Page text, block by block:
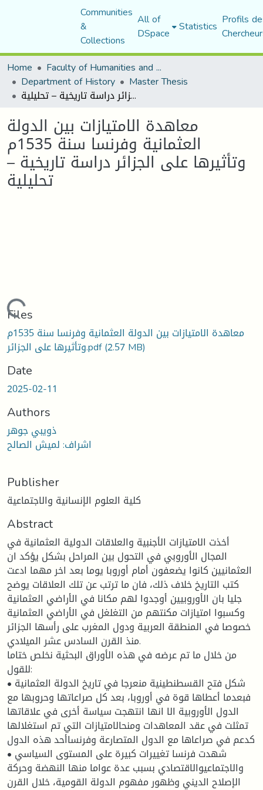
Communities
&
Collections
All of
DSpace Statistics Profils
Home
Faculty of Humanities and Social Sciences
Department of History Master Thesis
معاهدة الامتيازات بين الدولة العثمانية وفرنسا سنة 1535م وتأثيرها على الجزائر دراسة تاريخية – تحليلية
معاهدة الامتيازات بين الدولة
العثمانية وفرنسا سنة 1535م
وتأثيرها على الجزائر دراسة تاريخية –
تحليلية
Loading...
Files
معاهدة الامتيازات بين الدولة العثمانية وفرنسا سنة 1535م
وتأثيرها على الجزائر.pdf(2.57 MB)
Date
2025-02-11
Authors
ذويبي جوهر
اشراف: لميش الصالح
Publisher
كلية العلوم الإنسانية والاجتماعية
Abstract
أخذت الامتيازات الأجنبية والعلاقات الدولية العثمانية في
المجال الأوروبي في التحول بين المراحل بشكل يؤكد ان
العثمانيين كانوا يضعفون أمام أوروبا يوما بعد اخر مهما ادعت
كتب التاريخ خلاف ذلك، فان ما ترتب عن تلك العلاقات يوضح
جليا بان الأوروبيين أوجدوا لهم مكانا في الأراضي العثمانية
وكسبوا امتيازات مكنتهم من التغلغل في الأراضي العثمانية
خصوصا في المنطقة العربية ودول المغرب على رأسها الجزائر
منذ القرن السادس عشر الميلادي.
من خلال ما تم عرضه في هذه الأوراق البحثية نخلص ختاما
للقول:
• شكل فتح القسطنطينية منعرجا في تاريخ الدولة العثمانية
فبعدما أعطاها قوة في أوروبا، بعد كل صراعاتها وحروبها مع
الدول الأوروبية الا انها انتهجت سياسة أخرى في علاقاتها
تمثلت في عقد المعاهدات ومنحالامتيازات التي تم استغلالها
كدعم في صراعاها مع الدول المتصارعة وفرنساأحد هذه الدول
• شهدت فرنسا تغييرات كبيرة على المستوى السياسي
والاجتماعيوالاقتصادي بسبب عدة عواما منها النهضة وحركة
الإصلاح الديني وظهور مفهوم الدولة القومية، خلال القرن